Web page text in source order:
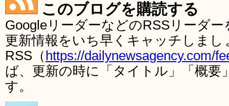
このブログを購読する
GoogleリーダーなどのRSSリーダ
更新情報をいち早くキャッチしま
RSS（ https://dailynewsagency.com/
ば、更新の時に「タイトル」「概要
す。